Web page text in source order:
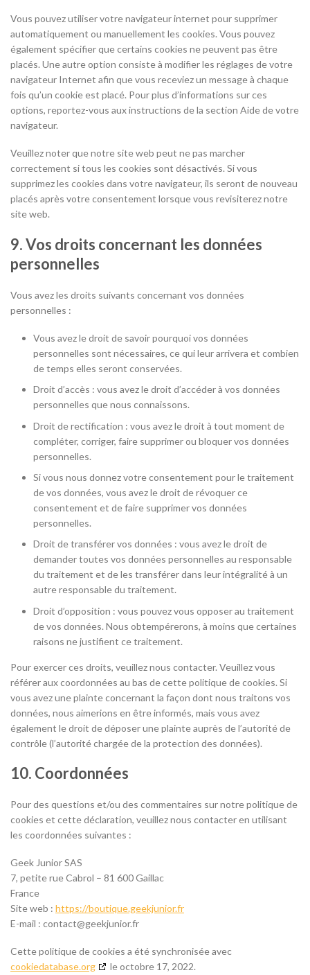
Vous pouvez utiliser votre navigateur internet pour supprimer
automatiquement ou manuellement les cookies. Vous pouvez
également spécifier que certains cookies ne peuvent pas être
placés. Une autre option consiste à modifier les réglages de votre
navigateur Internet afin que vous receviez un message à chaque
fois qu’un cookie est placé. Pour plus d’informations sur ces
options, reportez-vous aux instructions de la section Aide de votre
navigateur.
Veuillez noter que notre site web peut ne pas marcher
correctement si tous les cookies sont désactivés. Si vous
supprimez les cookies dans votre navigateur, ils seront de nouveau
placés après votre consentement lorsque vous revisiterez notre
site web.
9. Vos droits concernant les données
personnelles
Vous avez les droits suivants concernant vos données
personnelles :
Vous avez le droit de savoir pourquoi vos données
personnelles sont nécessaires, ce qui leur arrivera et combien
de temps elles seront conservées.
Droit d’accès : vous avez le droit d’accéder à vos données
personnelles que nous connaissons.
Droit de rectification : vous avez le droit à tout moment de
compléter, corriger, faire supprimer ou bloquer vos données
personnelles.
Si vous nous donnez votre consentement pour le traitement
de vos données, vous avez le droit de révoquer ce
consentement et de faire supprimer vos données
personnelles.
Droit de transférer vos données : vous avez le droit de
demander toutes vos données personnelles au responsable
du traitement et de les transférer dans leur intégralité à un
autre responsable du traitement.
Droit d’opposition : vous pouvez vous opposer au traitement
de vos données. Nous obtempérerons, à moins que certaines
raisons ne justifient ce traitement.
Pour exercer ces droits, veuillez nous contacter. Veuillez vous
référer aux coordonnées au bas de cette politique de cookies. Si
vous avez une plainte concernant la façon dont nous traitons vos
données, nous aimerions en être informés, mais vous avez
également le droit de déposer une plainte auprès de l’autorité de
contrôle (l’autorité chargée de la protection des données).
10. Coordonnées
Pour des questions et/ou des commentaires sur notre politique de
cookies et cette déclaration, veuillez nous contacter en utilisant
les coordonnées suivantes :
Geek Junior SAS
7, petite rue Cabrol – 81 600 Gaillac
France
Site web : https://boutique.geekjunior.fr
E-mail : contact@geekjunior.fr
Cette politique de cookies a été synchronisée avec
cookiedatabase.org
le octobre 17, 2022.